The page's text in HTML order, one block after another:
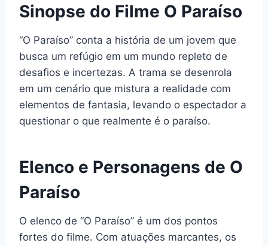
Sinopse do Filme O Paraíso
“O Paraíso” conta a história de um jovem que
busca um refúgio em um mundo repleto de
desafios e incertezas. A trama se desenrola
em um cenário que mistura a realidade com
elementos de fantasia, levando o espectador a
questionar o que realmente é o paraíso.
Elenco e Personagens de O
Paraíso
O elenco de “O Paraíso” é um dos pontos
fortes do filme. Com atuações marcantes, os